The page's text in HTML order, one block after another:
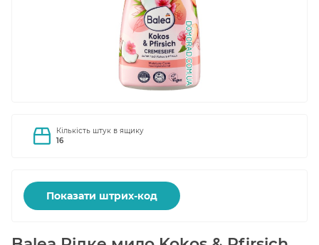
Кількість штук в ящику
16
Показати штрих-код